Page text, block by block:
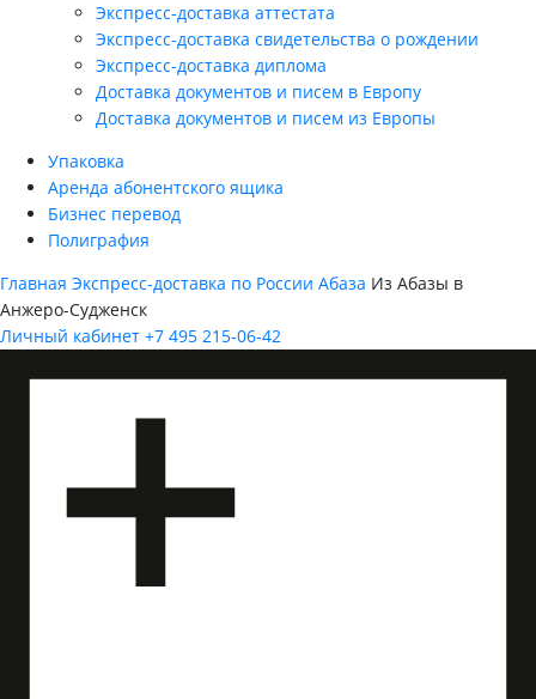
Экспресс-доставка аттестата
Экспресс-доставка свидетельства о рождении
Экспресс-доставка диплома
Доставка документов и писем в Европу
Доставка документов и писем из Европы
Упаковка
Аренда абонентского ящика
Бизнес перевод
Полиграфия
Главная Экспресс-доставка по России Абаза Из Абазы в
Анжеро-Судженск
Личный кабинет +7 495 215-06-42